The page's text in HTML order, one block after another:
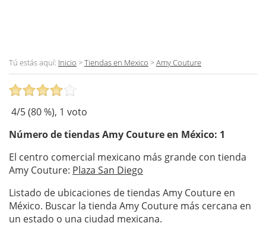
Tú estás aquí: Inicio >Tiendas en Mexico >Amy Couture
4/5 (80%), 1 voto
Número de tiendasAmy Coutureen México: 1
El centro comercial mexicano más grande con tienda
Amy Couture: Plaza San Diego
Listado de ubicaciones de tiendas Amy Couture en
México. Buscar la tienda Amy Couture más cercana en
un estado o una ciudad mexicana.